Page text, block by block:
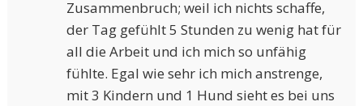
Zusammenbruch; weil ich nichts schaffe,
der Tag gefühlt 5 Stunden zu wenig hat für
all die Arbeit und ich mich so unfähig
fühlte. Egal wie sehr ich mich anstrenge,
mit 3 Kindern und 1 Hund sieht es bei uns